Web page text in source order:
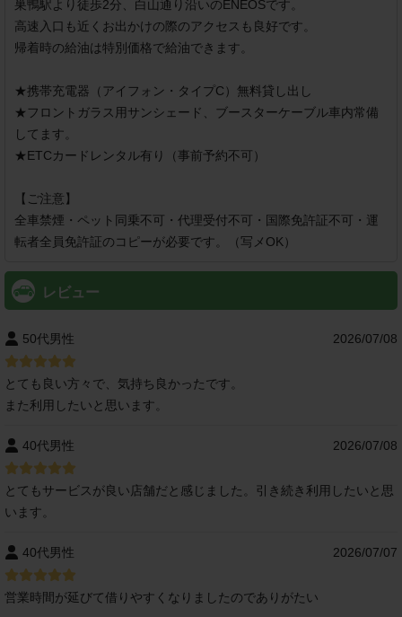
巣鴨駅より徒歩2分、白山通り沿いのENEOSです。
高速入口も近くお出かけの際のアクセスも良好です。
帰着時の給油は特別価格で給油できます。
★携帯充電器（アイフォン・タイプC）無料貸し出し
★フロントガラス用サンシェード、ブースターケーブル車内常備
してます。
★ETCカードレンタル有り（事前予約不可）
【ご注意】
全車禁煙・ペット同乗不可・代理受付不可・国際免許証不可・運
転者全員免許証のコピーが必要です。（写メOK）
レビュー
50代男性 2026/07/08
とても良い方々で、気持ち良かったです。
また利用したいと思います。
40代男性 2026/07/08
とてもサービスが良い店舗だと感じました。引き続き利用したいと思
います。
40代男性 2026/07/07
営業時間が延びて借りやすくなりましたのでありがたい